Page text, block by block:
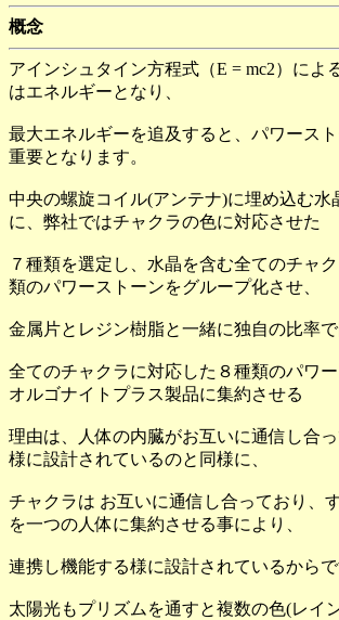
概念
アインシュタイン方程式（E = mc2）によ
はエネルギーとなり、
最大エネルギーを追及すると、パワース
重要となります。
中央の螺旋コイル(アンテナ)に埋め込む水
に、弊社ではチャクラの色に対応させた
７種類を選定し、水晶を含む全てのチャ
類のパワーストーンをグループ化させ、
金属片とレジン樹脂と一緒に独自の比率で
全てのチャクラに対応した８種類のパワ
オルゴナイトプラス製品に集約させる
理由は、人体の内臓がお互いに通信し合
様に設計されているのと同様に、
チャクラは お互いに通信し合っており、
を一つの人体に集約させる事により、
連携し機能する様に設計されているからで
太陽光もプリズムを通すと複数の色(レイ